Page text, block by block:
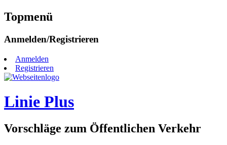
Topmenü
Zum
springen
Anmelden/Registrieren
Anmelden
Registrieren
Linie Plus
Vorschläge zum Öffentlichen Verkehr